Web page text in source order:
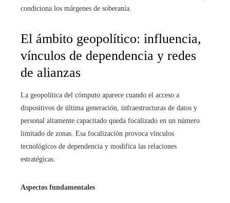
condiciona los márgenes de soberanía.
El ámbito geopolítico: influencia,
vínculos de dependencia y redes
de alianzas
La geopolítica del cómputo aparece cuando el acceso a
dispositivos de última generación, infraestructuras de datos y
personal altamente capacitado queda focalizado en un número
limitado de zonas. Esa focalización provoca vínculos
tecnológicos de dependencia y modifica las relaciones
estratégicas.
Aspectos fundamentales